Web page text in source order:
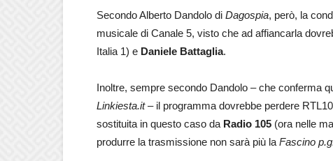
Secondo Alberto Dandolo di Dagospia, però, la
musicale di Canale 5, visto che ad affiancarla
Italia 1) e Daniele Battaglia.
Inoltre, sempre secondo Dandolo – che conferma
Linkiesta.it– il programma dovrebbe perdere
sostituita in questo caso da Radio 105 (ora nelle
produrre la trasmissione non sarà più la Fascino